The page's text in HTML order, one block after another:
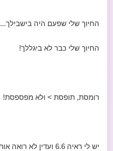
החיוך שלי שפעם היה בישבילך...
החיוך שלי כבר לא ביגללך!
רומסת, תופסת > ולא מפספסת!
יש לי ראיה 6.6 ועדין לא רואה אותך ממטר!